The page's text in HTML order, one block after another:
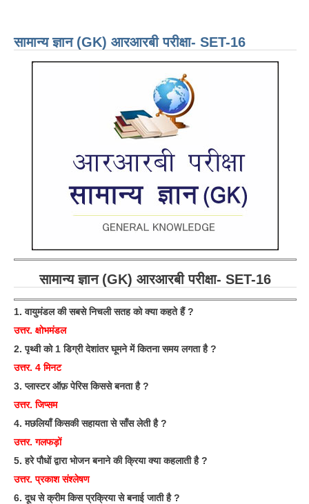
सामान्य ज्ञान (GK) आरआरबी परीक्षा- SET-16
सामान्य ज्ञान (GK) आरआरबी परीक्षा- SET-16
1. वायुमंडल की सबसे निचली सतह को क्या कहते हैं ?
उत्तर. क्षोभमंडल
2. पृथ्वी को 1 डिग्री देशांतर घूमने में कितना समय लगता है ?
उत्तर. 4 मिनट
3. प्लास्टर ऑफ़ पेरिस किससे बनता है ?
उत्तर. जिप्सम
4. मछलियाँ किसकी सहायता से साँस लेती है ?
उत्तर. गलफड़ों
5. हरे पौधों द्वारा भोजन बनाने की क्रिया क्या कहलाती है ?
उत्तर. प्रकाश संश्लेषण
6. दूध से क्रीम किस प्रक्रिया से बनाई जाती है ?